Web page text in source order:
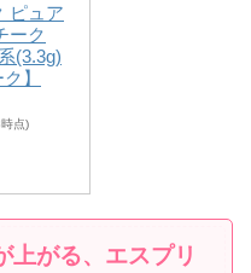
ピュア
ーク
(3.3g)
】
点)
上がる、エスプリ